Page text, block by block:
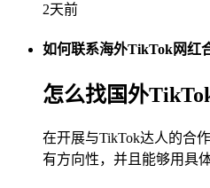
2天前
如何联系海外TikTok网红
怎么找国外
在开展与TikTok达人的合
有方向性，并且能够用具